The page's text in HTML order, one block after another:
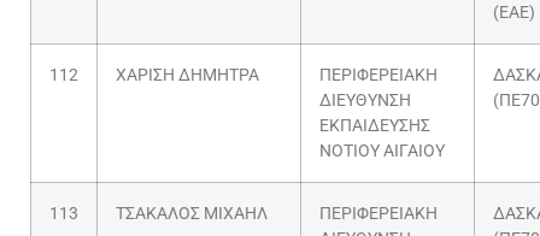
(ΕΑΕ)
112 ΧΑΡΙΣΗ ΔΗΜΗΤΡΑ
ΠΕΡΙΦΕΡΕΙΑΚΗ
ΔΙΕΥΘΥΝΣΗ
ΕΚΠΑΙΔΕΥΣΗΣ
ΝΟΤΙΟΥ ΑΙΓΑΙΟΥ
113 ΤΣΑΚΑΛΟΣ ΜΙΧΑΗΛ
ΠΕΡΙΦΕΡΕΙΑΚΗ